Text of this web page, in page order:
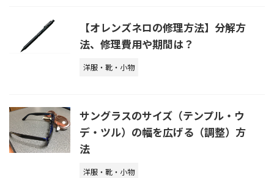
【オレンズネロの修理方法】分解方
法、修理費用や期間は？
洋服・靴・小物
サングラスのサイズ（テンプル・ウ
デ・ツル）の幅を広げる（調整）方
法
洋服・靴・小物